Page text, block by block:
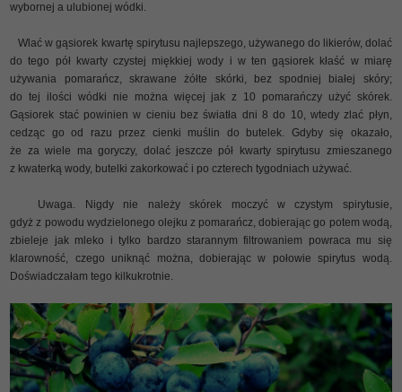
wybornej a ulubionej wódki.
Wlać w gąsiorek kwartę spirytusu najlepszego, używanego do likierów, dolać
do tego pół kwarty czystej miękkiej wody i w ten gąsiorek kłaść w miarę
używania pomarańcz, skrawane żółte skórki, bez spodniej białej skóry;
do tej ilości wódki nie można więcej jak z 10 pomarańczy użyć skórek.
Gąsiorek stać powinien w cieniu bez światła dni 8 do 10, wtedy zlać płyn,
cedząc go od razu przez cienki muślin do butelek. Gdyby się okazało,
że za wiele ma goryczy, dolać jeszcze pół kwarty spirytusu zmieszanego
z kwaterką wody, butelki zakorkować i po czterech tygodniach używać.
Uwaga. Nigdy nie należy skórek moczyć w czystym spirytusie,
gdyż z powodu wydzielonego olejku z pomarańcz, dobierając go potem wodą,
zbieleje jak mleko i tylko bardzo starannym filtrowaniem powraca mu się
klarowność, czego uniknąć można, dobierając w połowie spirytus wodą.
Doświadczałam tego kilkukrotnie.